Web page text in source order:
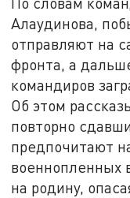
Алаудинова,
отправляют на
фронта, а
командиров
Об этом
повторно
предпочитают
военнопленных
на родину,